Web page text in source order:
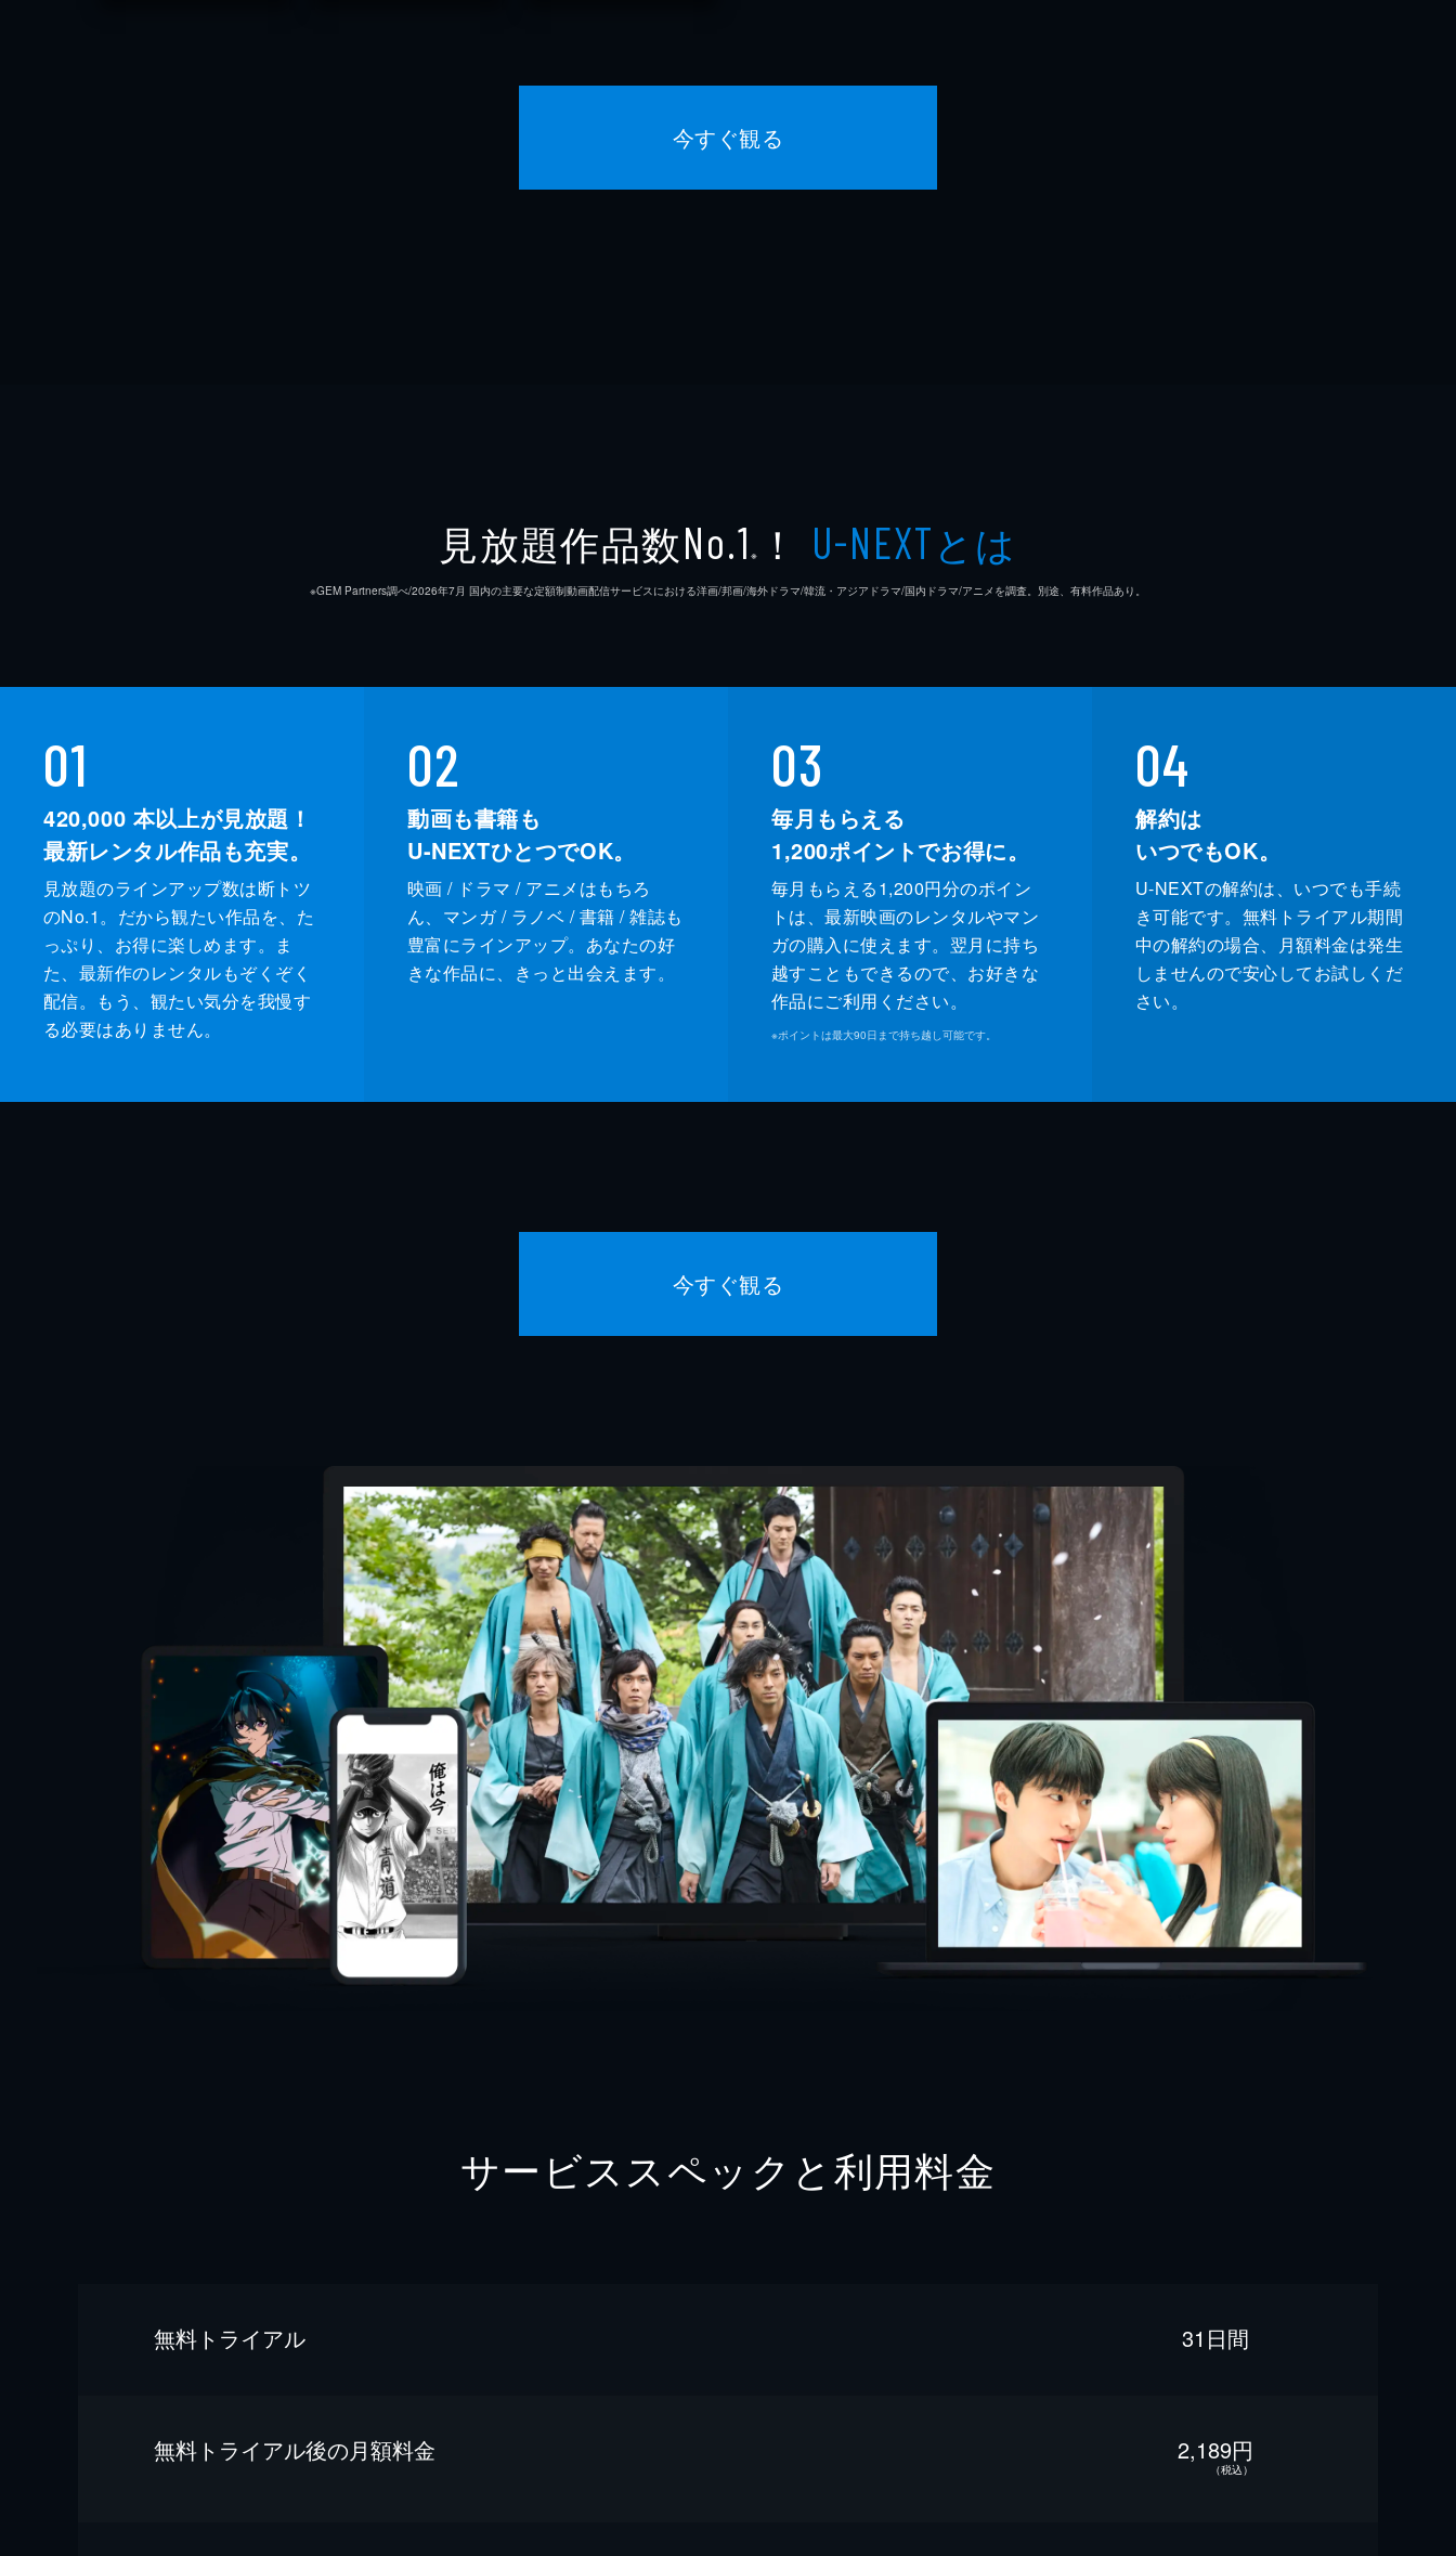
今すぐ観る
見放題作品数No.1 ※ ！ U-NEXTとは
※GEM Partners調べ/2026年7⽉ 国内の主要な定額制動画配信サービスにおける洋画/邦画/海外ドラマ/韓流・アジアドラマ/国内ドラマ/アニメを調査。別途、有料作品あり。
01
420,000 本以上が見放題！
最新レンタル作品も充実。
見放題のラインアップ数は断トツ
のNo.1。だから観たい作品を、た
っぷり、お得に楽しめます。ま
た、最新作のレンタルもぞくぞく
配信。もう、観たい気分を我慢す
る必要はありません。
02
動画も書籍も
U-NEXTひとつでOK。
映画 / ドラマ / アニメはもちろ
ん、マンガ / ラノベ / 書籍 / 雑誌も
豊富にラインアップ。あなたの好
きな作品に、きっと出会えます。
03
毎月もらえる
1,200ポイントでお得に。
毎月もらえる1,200円分のポイン
トは、最新映画のレンタルやマン
ガの購入に使えます。翌月に持ち
越すこともできるので、お好きな
作品にご利用ください。
※ポイントは最大90日まで持ち越し可能です。
04
解約は
いつでもOK。
U-NEXTの解約は、いつでも手続
き可能です。無料トライアル期間
中の解約の場合、月額料金は発生
しませんので安心してお試しくだ
さい。
今すぐ観る
サービススペックと利用料金
無料トライアル 31日間
無料トライアル後の⽉額料金 2,189円
（税込）